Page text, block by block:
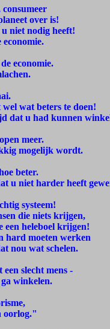
consumeer
over is!
niet nodig heeft!
economie.
economie.
wat beters te doen!
dat u had kunnen
meer.
mogelijk wordt.
beter.
u niet harder heeft
systeem!
die niets krijgen,
een heleboel krijgen!
hard moeten werken
nou wat schelen.
slecht mens -
winkelen.
oorlog."